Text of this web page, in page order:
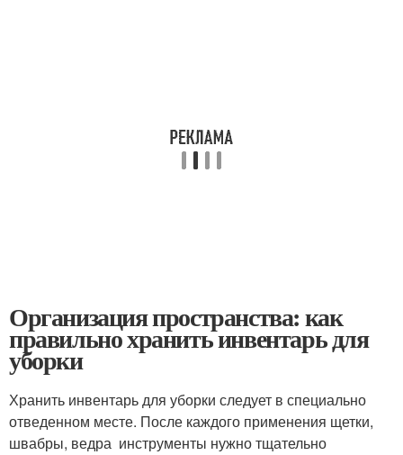
Организация пространства: как
правильно хранить инвентарь для
уборки
Хранить инвентарь для уборки следует в специально
отведенном месте. После каждого применения щетки,
швабры, ведра инструменты нужно тщательно